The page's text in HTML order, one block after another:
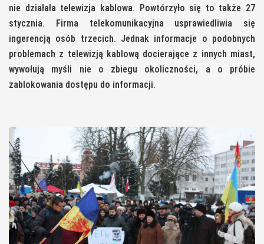
nie działała telewizja kablowa. Powtórzyło się to także 27
stycznia. Firma telekomunikacyjna usprawiedliwia się
ingerencją osób trzecich. Jednak informacje o podobnych
problemach z telewizją kablową docierające z innych miast,
wywołują myśli nie o zbiegu okoliczności, a o próbie
zablokowania dostępu do informacji.